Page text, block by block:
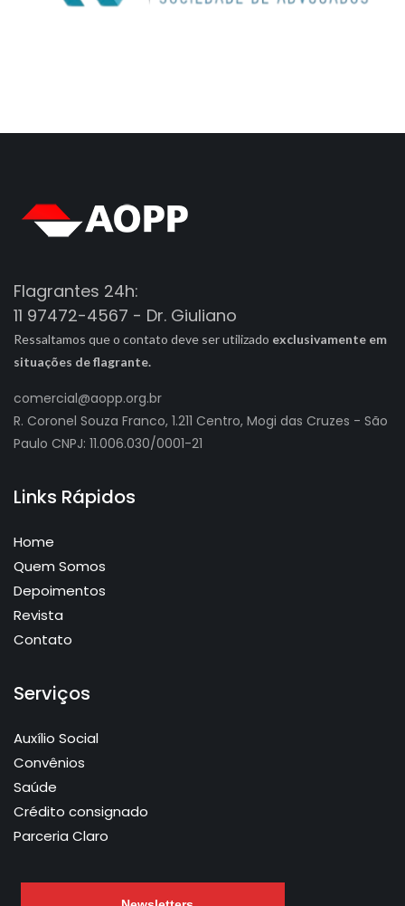
Flagrantes 24h:
11 97472-4567 - Dr. Giuliano
Ressaltamos que o contato deve ser utilizado exclusivamente em
situações de flagrante.
comercial@aopp.org.br
R. Coronel Souza Franco, 1.211 Centro, Mogi das Cruzes - São
Paulo CNPJ: 11.006.030/0001-21
Links Rápidos
Home
Quem Somos
Depoimentos
Revista
Contato
Serviços
Auxílio Social
Convênios
Saúde
Crédito consignado
Parceria Claro